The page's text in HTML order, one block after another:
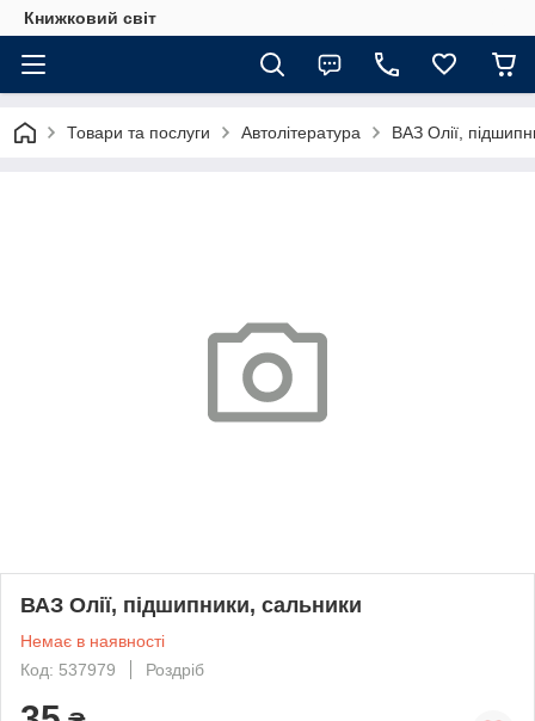
Книжковий світ
Товари та послуги Автолітература ВАЗ Олії,
ВАЗ Олії, підшипники, сальники
Немає в наявності
Код: 537979
Роздріб